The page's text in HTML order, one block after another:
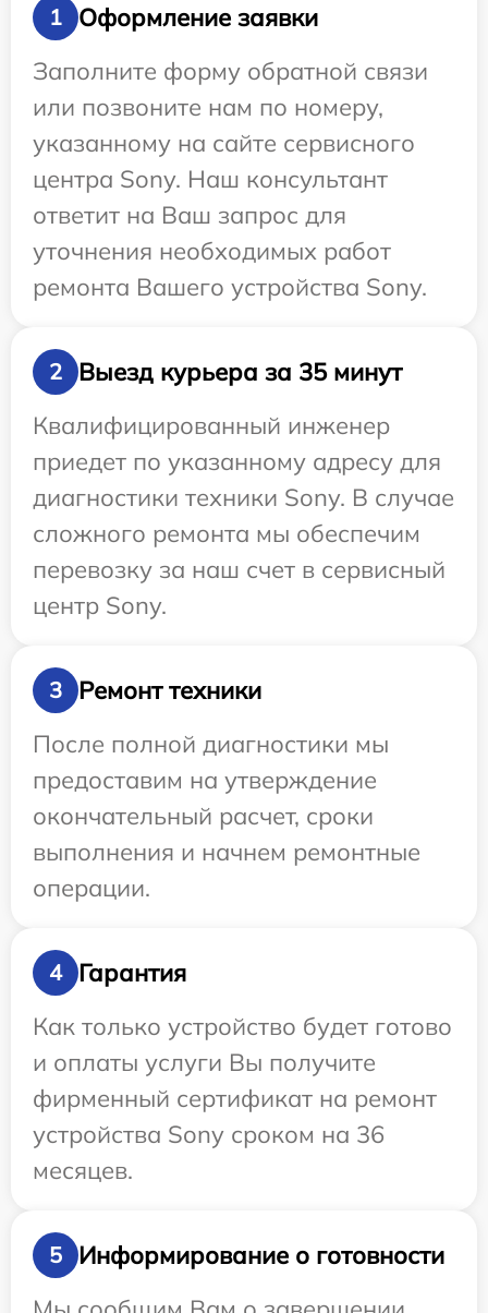
1
Оформление заявки
Заполните форму обратной связи
или позвоните нам по номеру,
указанному на сайте сервисного
центра Sony. Наш консультант
ответит на Ваш запрос для
уточнения необходимых работ
ремонта Вашего устройства Sony.
2
Выезд курьера за 35 минут
Квалифицированный инженер
приедет по указанному адресу для
диагностики техники Sony. В случае
сложного ремонта мы обеспечим
перевозку за наш счет в сервисный
центр Sony.
3
Ремонт техники
После полной диагностики мы
предоставим на утверждение
окончательный расчет, сроки
выполнения и начнем ремонтные
операции.
4
Гарантия
Как только устройство будет готово
и оплаты услуги Вы получите
фирменный сертификат на ремонт
устройства Sony сроком на 36
месяцев.
5
Информирование о готовности